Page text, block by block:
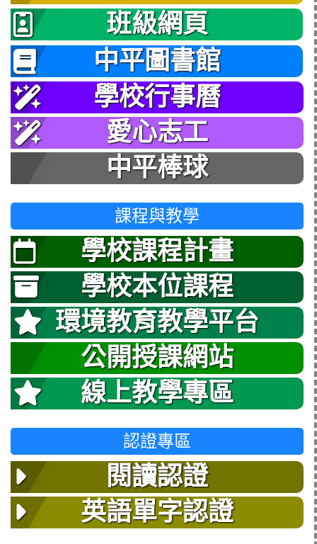
班級網頁
中平圖書館
學校行事曆
愛心志工
中平棒球
課程與教學
學校課程計畫
學校本位課程
環境教育教學平台
公開授課網站
線上教學專區
認證專區
閱讀認證
英語單字認證